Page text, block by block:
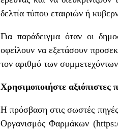
δελτία τύπου εταιριών ή
Για παράδειγμα όταν οι
οφείλουν να εξετάσουν
τον αριθμό των
Χρησιμοποιήστε αξιόπιστες
Η πρόσβαση στις σωστές
Οργανισμός Φαρμάκων (